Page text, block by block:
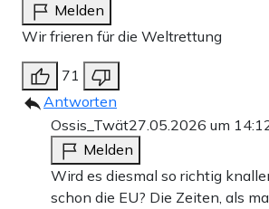
Melden
Wir frieren für die Weltrettung
71
Antworten
Ossis_Twät27.05.2026 um
Melden
Wird es diesmal so richtig
schon die EU? Die Zeiten, als